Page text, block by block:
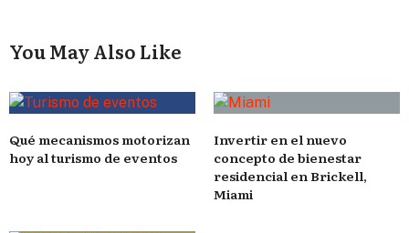
You May Also Like
Qué mecanismos motorizan
hoy al turismo de eventos
Invertir en el nuevo
concepto de bienestar
residencial en Brickell,
Miami